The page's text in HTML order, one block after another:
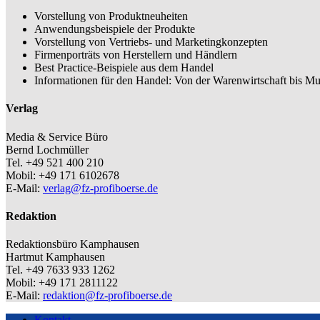
Vorstellung von Produktneuheiten
Anwendungsbeispiele der Produkte
Vorstellung von Vertriebs- und Marketingkonzepten
Firmenporträts von Herstellern und Händlern
Best Practice-Beispiele aus dem Handel
Informationen für den Handel: Von der Warenwirtschaft bis
Verlag
Media & Service Büro
Bernd Lochmüller
Tel. +49 521 400 210
Mobil: +49 171 6102678
E-Mail: verlag@fz-profiboerse.de
Redaktion
Redaktionsbüro Kamphausen
Hartmut Kamphausen
Tel. +49 7633 933 1262
Mobil: +49 171 2811122
E-Mail: redaktion@fz-profiboerse.de